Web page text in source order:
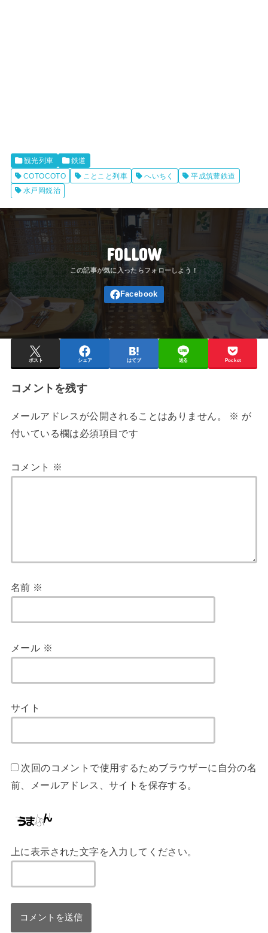
観光列車
鉄道
COTOCOTO
ことこと列車 へいちく
平成筑豊鉄道
水戸岡鋭治
FOLLOW
ポスト シェア はてブ 送る Pocket
コメントを残す
メールアドレスが公開されることはありません。 ※ が
付いている欄は必須項目です
コメント ※
名前 ※
メール ※
サイト
次回のコメントで使用するためブラウザーに自分の名
前、メールアドレス、サイトを保存する。
上に表示された文字を入力してください。